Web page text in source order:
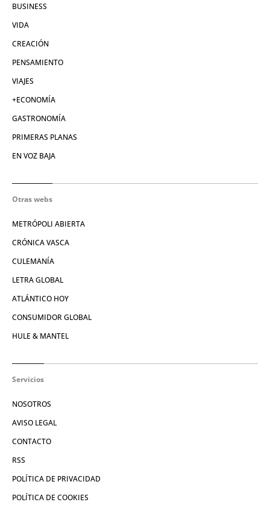
BUSINESS
VIDA
CREACIÓN
PENSAMIENTO
VIAJES
+ECONOMÍA
GASTRONOMÍA
PRIMERAS PLANAS
EN VOZ BAJA
Otras webs
METRÓPOLI ABIERTA
CRÓNICA VASCA
CULEMANÍA
LETRA GLOBAL
ATLÁNTICO HOY
CONSUMIDOR GLOBAL
HULE & MANTEL
Servicios
NOSOTROS
AVISO LEGAL
CONTACTO
RSS
POLÍTICA DE PRIVACIDAD
POLÍTICA DE COOKIES